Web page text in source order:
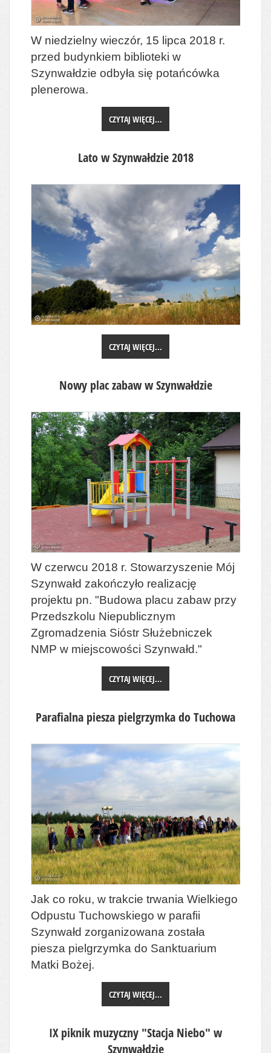
W niedzielny wieczór, 15 lipca 2018 r.
przed budynkiem biblioteki w
Szynwałdzie odbyła się potańcówka
plenerowa.
CZYTAJ WIĘCEJ...
Lato w Szynwałdzie 2018
CZYTAJ WIĘCEJ...
Nowy plac zabaw w Szynwałdzie
W czerwcu 2018 r. Stowarzyszenie Mój
Szynwałd zakończyło realizację
projektu pn. "Budowa placu zabaw przy
Przedszkolu Niepublicznym
Zgromadzenia Sióstr Służebniczek
NMP w miejscowości Szynwałd."
CZYTAJ WIĘCEJ...
Parafialna piesza pielgrzymka do Tuchowa
Jak co roku, w trakcie trwania Wielkiego
Odpustu Tuchowskiego w parafii
Szynwałd zorganizowana została
piesza pielgrzymka do Sanktuarium
Matki Bożej.
CZYTAJ WIĘCEJ...
IX piknik muzyczny "Stacja Niebo" w
Szynwałdzie